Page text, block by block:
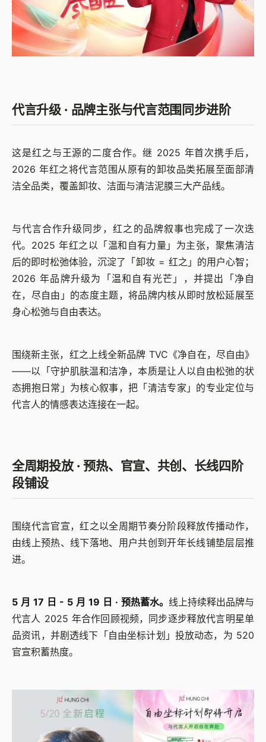
代言升级 · 品牌主张与代言范围同步进阶
这是红之与王源的二度合作。继 2025 年首次携手后，
2026 年红之将代言范围从原有的卸妆品类拓展至面部清
洁全品类，覆盖卸妆、洁面与清洁泥膜三大产品线。
与代言合作升级同步，红之的品牌叙事也完成了一次迭
代。2025 年红之以「温和自有力量」为主张，聚焦清洁
后的即时松弛体验，沉淀了「卸妆 = 红之」的用户心智；
2026 年品牌升级为「温和自有光芒」，并提出「净自
在，尽自由」的态度主题，将品牌内核从即时放松延展至
身心松弛与自由表达。
围绕新主张，红之上线全新品牌 TVC《净自在，尽自由》
——以「守护肌肤温和洁净，本质是让人以自由松弛的状
态拥抱日常」为核心叙事，把「清洁专家」的专业定位与
代言人的情感表达连接在一起。
全周期投放 · 预热、官宣、共创、长线四阶
段铺设
围绕代言官宣，红之以全周期节奏分阶段释放传播动作，
由线上预热、线下落地、用户共创到开年长线铺垫层层推
进。
5 月 17 日 - 5 月 19 日 · 预热蓄水。 线上持续释出品牌与
代言人 2025 年合作回顾视频，同步逐步释放代言明星单
品资讯，并剧透线下「自由坐标计划」投放动态，为 520
官宣积蓄热度。